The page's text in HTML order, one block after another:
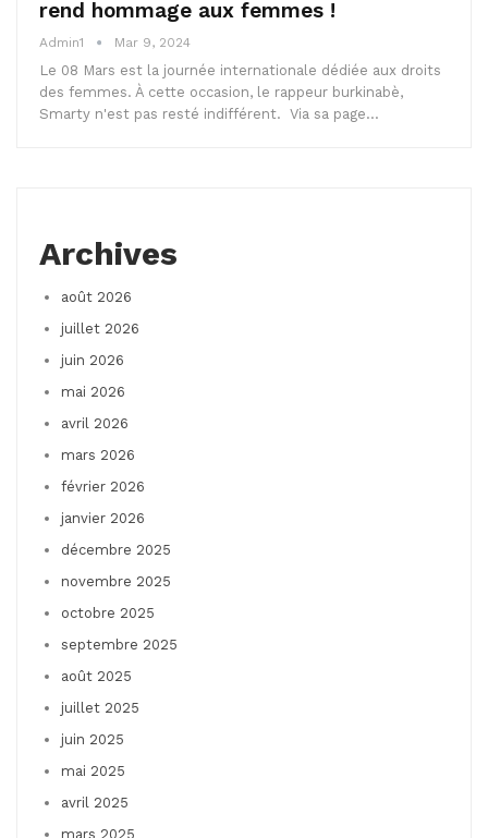
rend hommage aux femmes !
Admin1 Mar 9, 2024
Le 08 Mars est la journée internationale dédiée aux droits
des femmes. À cette occasion, le rappeur burkinabè,
Smarty n'est pas resté indifférent. Via sa page…
Archives
août 2026
juillet 2026
juin 2026
mai 2026
avril 2026
mars 2026
février 2026
janvier 2026
décembre 2025
novembre 2025
octobre 2025
septembre 2025
août 2025
juillet 2025
juin 2025
mai 2025
avril 2025
mars 2025